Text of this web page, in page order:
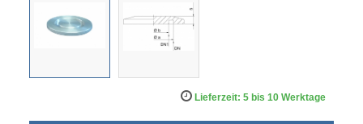
Lieferzeit: 5 bis 10 Werktage